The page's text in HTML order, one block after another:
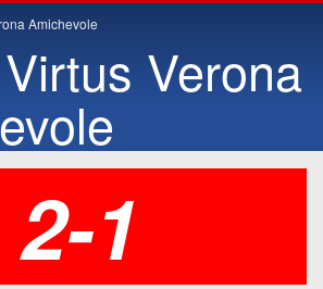
Amichevole
Verona
2-1